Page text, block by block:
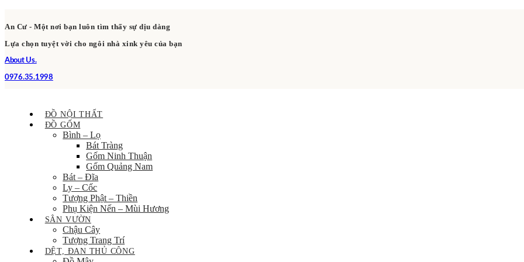
An Cư - Một nơi bạn luôn tìm thấy sự dịu dàng
Lựa chọn tuyệt vời cho ngôi nhà xink yêu của bạn
About Us.
0976.35.1998
ĐỒ NỘI THẤT
ĐỒ GỐM
Bình – Lọ
Bát Tràng
Gốm Ninh Thuận
Gốm Quảng Nam
Bát – Đĩa
Ly – Cốc
Tượng Phật – Thiền
Phụ Kiện Nến – Mùi Hương
SÂN VƯỜN
Chậu Cây
Tượng Trang Trí
DỆT, ĐAN THỦ CÔNG